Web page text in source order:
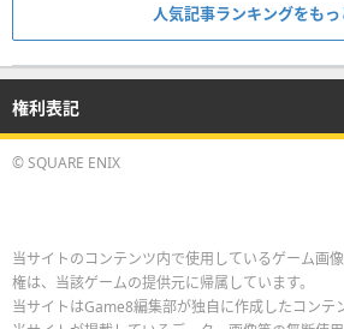
人気記事ランキングをもっ
権利表記
© SQUARE ENIX
当サイトのコンテンツ内で使用しているゲーム画
権は、当該ゲームの提供元に帰属しています。
当サイトはGame8編集部が独自に作成したコンテ